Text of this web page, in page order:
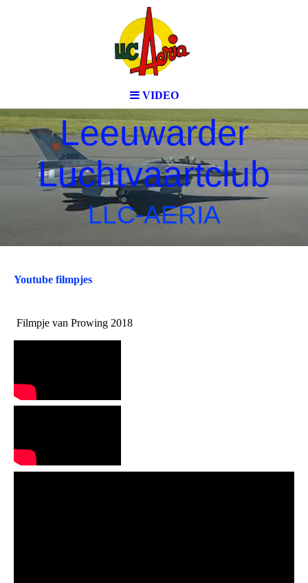
VIDEO
Leeuwarder
Luchtvaartclub
LLC-AERIA
Youtube filmpjes
Filmpje van Prowing 2018